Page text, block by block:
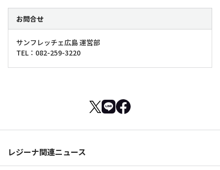
お問合せ
サンフレッチェ広島 運営部
TEL：082-259-3220
レジーナ関連ニュース